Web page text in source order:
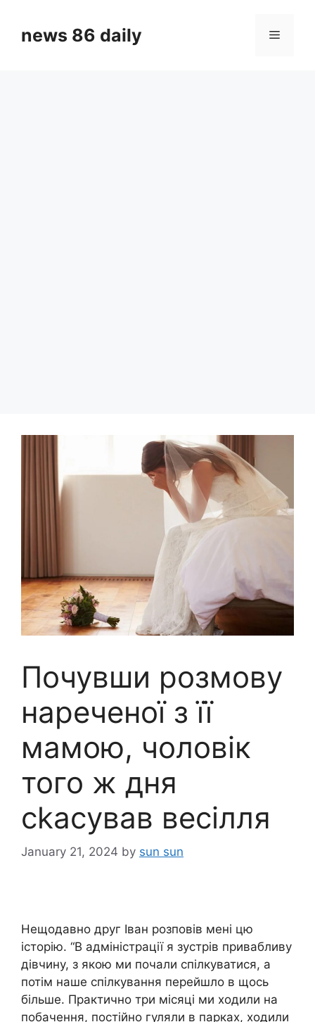
contentnews 86 daily Menu
Почувши розмову
нареченої з її
мамою, чоловік
того ж дня
сkасував весілля
January 21, 2024 by sun sun
Нещодавно друг Іван розповів мені цю
історію. “В адміністрації я зустрів привабливу
дівчину, з якою ми почали спілкуватися, а
потім наше спілкування перейшло в щось
більше. Практично три місяці ми ходили на
побачення, постійно гуляли в парках, ходили